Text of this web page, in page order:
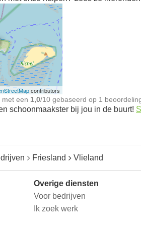
bij
contributors
met een 1,0/10 gebaseerd op 1
schoonmaakster bij jou in de buurt!
Friesland Vlieland
Overige diensten
Voor bedrijven
Ik zoek werk